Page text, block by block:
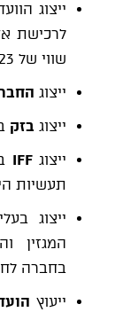
ייצוג
לרכישת
שווי של 623 מיליון ש"ח.
ייצוג
ייצוג בזק
ייצוגIFF
תעשיות
ייצוג
המגזין
בחברה
ייעוץ